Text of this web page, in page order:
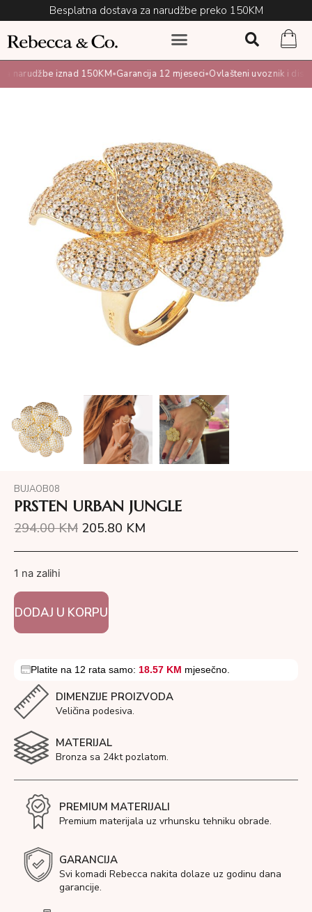
Besplatna dostava za narudžbe preko 150KM
iznad 150KM•Garancija 12 mjeseci•Ovlašteni uvoznik i
BUJAOB08
PRSTEN URBAN JUNGLE
294.00KM 205.80 KM
1 na zalihi
DODAJ U KORPU
Platite na 12 rata samo: 18.57 KM mjesečno.
DIMENZIJE PROIZVODA
Veličina podesiva.
MATERIJAL
Bronza sa 24kt pozlatom.
PREMIUM MATERIJALI
Premium materijala uz vrhunsku tehniku obrade.
GARANCIJA
Svi komadi Rebecca nakita dolaze uz godinu dana
garancije.